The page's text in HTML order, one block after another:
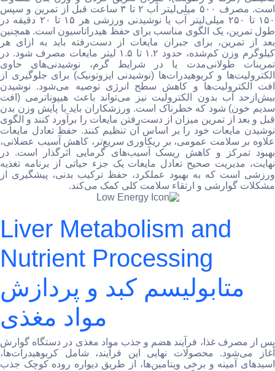
است. مصرف ۵۰۰ میلی‌لیتر آب ۲ تا ۳ ساعت قبل از تمرین و سپس
۱۵۰ تا ۲۵۰ میلی‌لیتر آب یا نوشیدنی ورزشی هر ۱۵ تا ۲۰ دقیقه در
طول تمرین، یک الگوی مناسب برای حفظ هیدراتاسیون است. همچنین
بعد از تمرین، برای جبران مایعات از دست‌رفته باید به ازای هر
کیلوگرم وزن کم‌شده، حدود ۱.۲ تا ۱.۵ لیتر مایعات مصرف شود. در
تمرینات طولانی‌مدت یا در شرایط گرم، نوشیدنی‌های حاوی
الکترولیت‌ها و کربوهیدرات‌ها (نوشیدنی ایزوتونیک) برای جلوگیری از
افت الکترولیت‌ها و کاهش سطح انرژی توصیه می‌شود. نوشیدن
بیش‌ازحد آب بدون الکترولیت نیز می‌تواند باعث هیپوناترمی (افت
سدیم خون) شود که خطرناک است. ورزشکاران باید با پایش وزن بدن
قبل و بعد از تمرین میزان از دست‌رفتن مایعات را برآورد کنند و الگوی
نوشیدن مایعات خود را بر اساس آن تنظیم کنند. حفظ تعادل مایعات
علاوه بر سلامت عمومی، بر ریکاوری سریع‌تر، کاهش آسیب عضلانی،
بهبود تمرکز و کاهش ریسک آسیب‌های گرمایی اثرگذار است. در
نهایت، مدیریت صحیح تعادل مایعات یک جزء حیاتی از برنامه تغذیه
ورزشی است که به بهبود عملکرد، حفظ ترکیب بدنی، پیشگیری از
مشکلات گوارشی و ارتقاء سلامت کلی کمک می‌کند.
Liver Metabolism and
Nutrient Processing
متابولیسم کبد و پردازش
مواد مغذی
پس از مصرف غذا، فرآیند هضم و جذب مواد مغذی در دستگاه گوارش
آغاز می‌شود. محصولات نهایی این فرآیند، شامل کربوهیدرات‌ها،
اسیدهای آمینه و برخی ویتامین‌ها، از طریق دیواره روده کوچک جذب